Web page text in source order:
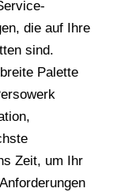
die auf Ihre
sind.
Palette
Zeit, um Ihr